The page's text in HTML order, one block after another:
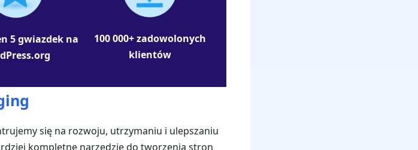
5 gwiazdek na
100 000+ zadowolonych
klientów
się na rozwoju, utrzymaniu i ulepszaniu
kompletne narzędzie do tworzenia stron